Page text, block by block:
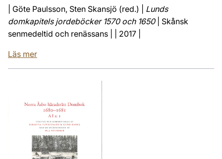
| Göte Paulsson, Sten Skansjö (red.) | Lunds
domkapitels jordeböcker 1570 och 1650| Skånsk
senmedeltid och renässans | | 2017 |
Läs mer